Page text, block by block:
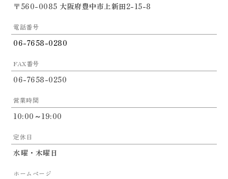
〒560-0085 大阪府豊中市上新田2-15-8
電話番号
06-7658-0280
FAX番号
06-7658-0250
営業時間
10:00～19:00
定休日
水曜・木曜日
ホームページ